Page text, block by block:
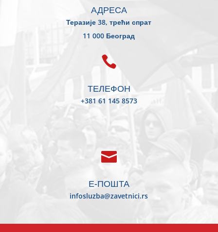
АДРЕСА
Теразије 38, трећи спрат
11 000 Београд

ТЕЛЕФОН
+381 61 145 8573

Е-ПОШТА
infosluzba@zavetnici.rs